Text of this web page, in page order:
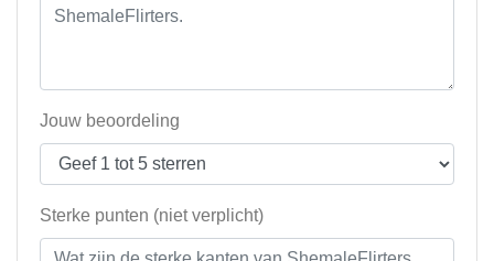
Jouw beoordeling
Sterke punten (niet verplicht)